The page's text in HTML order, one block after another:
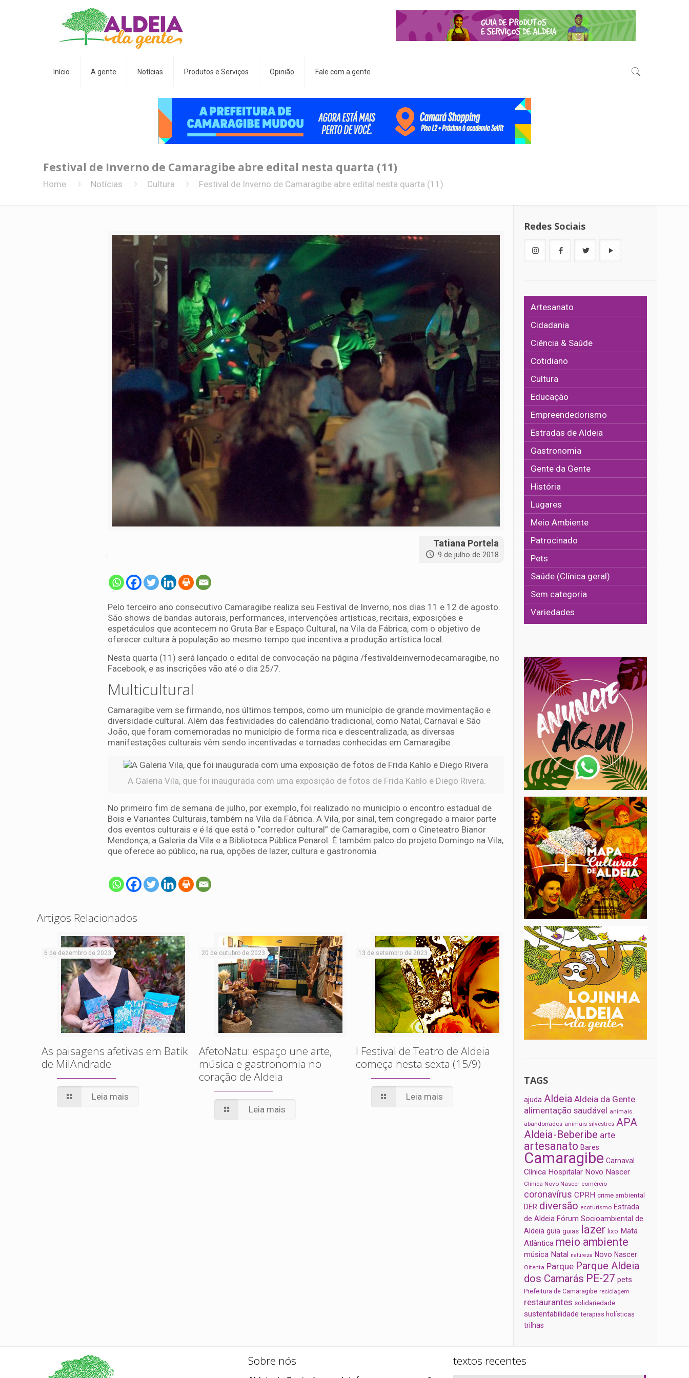
Início A gente Notícias Produtos e Serviços Opinião Fale com a gente
Festival de Inverno de Camaragibe abre edital nesta quarta (11)
Home Notícias Cultura Festival de Inverno de Camaragibe abre edital nesta quarta (11)
Tatiana Portela
9 de julho de 2018
Pelo terceiro ano consecutivo Camaragibe realiza seu Festival de Inverno, nos dias 11 e 12 de agosto.
São shows de bandas autorais, performances, intervenções artísticas, recitais, exposições e
espetáculos que acontecem no Gruta Bar e Espaço Cultural, na Vila da Fábrica, com o objetivo de
oferecer cultura à população ao mesmo tempo que incentiva a produção artística local.
Nesta quarta (11) será lançado o edital de convocação na página /festivaldeinvernodecamaragibe, no
Facebook, e as inscrições vão até o dia 25/7.
Multicultural
Camaragibe vem se firmando, nos últimos tempos, como um município de grande movimentação e
diversidade cultural. Além das festividades do calendário tradicional, como Natal, Carnaval e São
João, que foram comemoradas no município de forma rica e descentralizada, as diversas
manifestações culturais vêm sendo incentivadas e tornadas conhecidas em Camaragibe.
A Galeria Vila, que foi inaugurada com uma exposição de fotos de Frida Kahlo e Diego Rivera.
No primeiro fim de semana de julho, por exemplo, foi realizado no município o encontro estadual de
Bois e Variantes Culturais, também na Vila da Fábrica. A Vila, por sinal, tem congregado a maior parte
dos eventos culturais e é lá que está o “corredor cultural” de Camaragibe, com o Cineteatro Bianor
Mendonça, a Galeria da Vila e a Biblioteca Pública Penarol. É também palco do projeto Domingo na Vila,
que oferece ao público, na rua, opções de lazer, cultura e gastronomia.
Artigos Relacionados
6 de dezembro de 2023
As paisagens afetivas em Batik
de MilAndrade
Leia mais
20 de outubro de 2023
AfetoNatu: espaço une arte,
música e gastronomia no
coração de Aldeia
Leia mais
13 de setembro de 2023
I Festival de Teatro de Aldeia
começa nesta sexta (15/9)
Leia mais
Redes Sociais
Artesanato
Cidadania
Ciência & Saúde
Cotidiano
Cultura
Educação
Empreendedorismo
Estradas de Aldeia
Gastronomia
Gente da Gente
História
Lugares
Meio Ambiente
Patrocinado
Pets
Saúde (Clínica geral)
Sem categoria
Variedades
TAGS
ajuda Aldeia Aldeia da Gente
alimentação saudável animais
abandonados animais silvestres APA
Aldeia-Beberibe arte
artesanato Bares
Camaragibe Carnaval
Clínica Hospitalar Novo Nascer
Clínica Novo Nascer comércio
coronavírus CPRH crime ambiental
DER diversão ecoturismo Estrada
de Aldeia Fórum Socioambiental de
Aldeia guia guias lazer lixo Mata
Atlântica meio ambiente
música Natal natureza Novo Nascer
Oitenta Parque Parque Aldeia
dos Camarás PE-27 pets
Prefeitura de Camaragibe reciclagem
restaurantes solidariedade
sustentabilidade terapias holísticas
trilhas
Sobre nós textos recentes